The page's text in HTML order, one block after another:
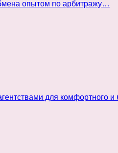
опытом по арбитражу…
для комфортного